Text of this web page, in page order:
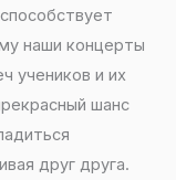
наши концерты
учеников и их
шанс
друг друга.